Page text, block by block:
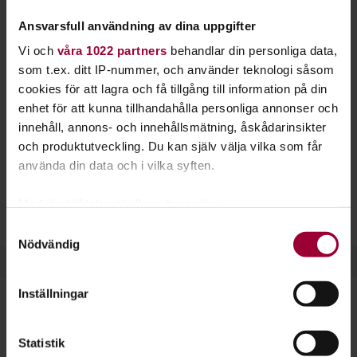
Ansvarsfull användning av dina uppgifter
Vi och våra 1022 partners behandlar din personliga data,
som t.ex. ditt IP-nummer, och använder teknologi såsom
cookies för att lagra och få tillgång till information på din
enhet för att kunna tillhandahålla personliga annonser och
innehåll, annons- och innehållsmätning, åskådarinsikter
och produktutveckling. Du kan själv välja vilka som får
använda din data och i vilka syften.
som kan ha en noggrannhet på upp till flera meter
Ta reda på mer om hur dina personliga uppgifter
Du kan ändra eller dra tillbaka ditt samtycke när som
Nödvändig
Inställningar
Statistik
får du mer kunskap om sömnad.
Sticka din egen mössa, eller lär dig lägga upp ett par byxor.
Kanske är du nyfiken på drapering, stickning och brodering?
Sömnad är ett roligt hantverk och samtidigt en uråldrig
teknik och tradition.
Fördjupa dig i detaljer och lär dig vilka material som passar
Dela: E-mail